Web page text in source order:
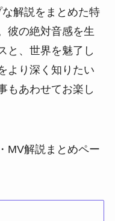
解説をまとめた特
彼の絶対音感を生
と、世界を魅了し
より深く知りたい
もあわせてお楽し
MV解説まとめペー